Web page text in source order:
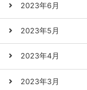
2023年6月
2023年5月
2023年4月
2023年3月